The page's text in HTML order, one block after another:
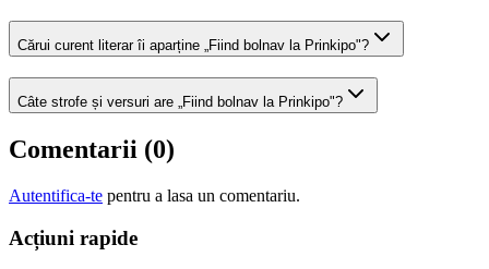
Cărui curent literar îi aparține „Fiind bolnav la Prinkipo"?
Câte strofe și versuri are „Fiind bolnav la Prinkipo"?
Comentarii (0)
Autentifica-te pentru a lasa un comentariu.
Acțiuni rapide